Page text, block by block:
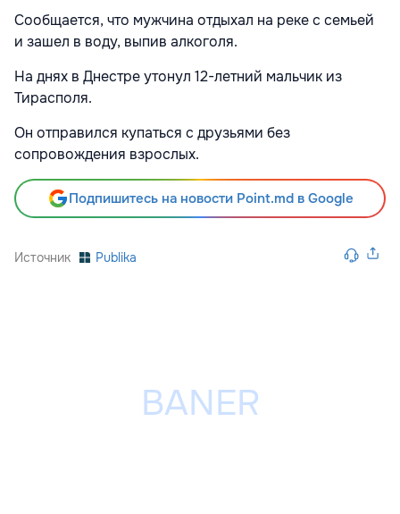
Сообщается, что мужчина отдыхал на реке с семьей
и зашел в воду, выпив алкоголя.
На днях в Днестре утонул 12-летний мальчик из
Тирасполя.
Он отправился купаться с друзьями без
сопровождения взрослых.
Подпишитесь на новости Point.md в Google
Источник Publika